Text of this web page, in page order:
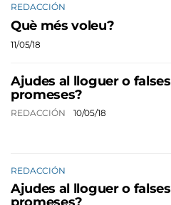
REDACCIÓN
Què més voleu?
11/05/18
Ajudes al lloguer o falses
promeses?
REDACCIÓN 10/05/18
REDACCIÓN
Ajudes al lloguer o falses